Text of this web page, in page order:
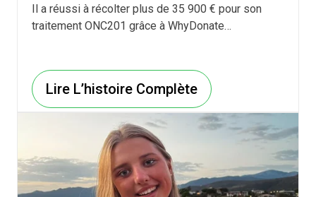
Il a réussi à récolter plus de 35 900 € pour son
traitement ONC201 grâce à WhyDonate…
Lire L’histoire Complète